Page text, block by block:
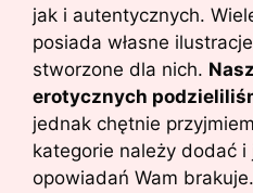
jak i autentycznych.
posiada własne
stworzone dla nich.
erotycznych
jednak chętnie
kategorie należy dodać i
opowiadań Wam